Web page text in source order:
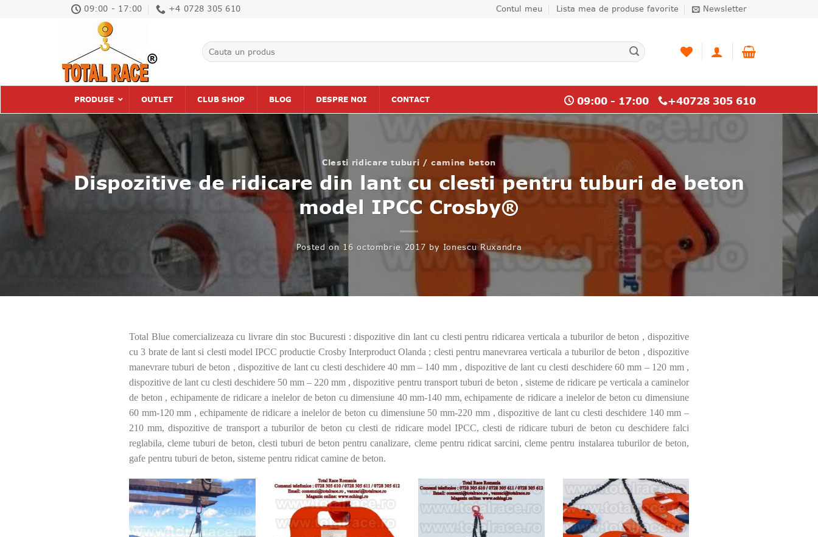
09:00 - 17:00 +4 0728 305 610 Contul meu Lista mea de produse favorite Newsletter
Caută
după:
PRODUSE OUTLET CLUB SHOP BLOG DESPRE NOI CONTACT 09:00 - 17:00 +40728 305 610
Clesti ridicare tuburi / camine beton
Dispozitive de ridicare din lant cu clesti pentru tuburi de beton
model IPCC Crosby®
Posted on 16 octombrie 2017 by Ionescu Ruxandra
Total Blue comercializeaza cu livrare din stoc Bucuresti : dispozitive din lant cu clesti pentru ridicarea verticala a tuburilor de beton , dispozitive
cu 3 brate de lant si clesti model IPCC productie Crosby Interproduct Olanda ; clesti pentru manevrarea verticala a tuburilor de beton , dispozitive
manevrare tuburi de beton , dispozitive de lant cu clesti deschidere 40 mm – 140 mm , dispozitive de lant cu clesti deschidere 60 mm – 120 mm ,
dispozitive de lant cu clesti deschidere 50 mm – 220 mm , dispozitive pentru transport tuburi de beton , sisteme de ridicare pe verticala a caminelor
de beton , echipamente de ridicare a inelelor de beton cu dimensiune 40 mm-140 mm, echipamente de ridicare a inelelor de beton cu dimensiune
60 mm-120 mm , echipamente de ridicare a inelelor de beton cu dimensiune 50 mm-220 mm , dispozitive de lant cu clesti deschidere 140 mm –
210 mm, dispozitive de transport a tuburilor de beton cu clesti de ridicare model IPCC, clesti de ridicare tuburi de beton cu deschidere falci
reglabila, cleme tuburi de beton, clesti tuburi de beton pentru canalizare, cleme pentru ridicat sarcini, cleme pentru instalarea tuburilor de beton,
gafe pentru tuburi de beton, sisteme pentru ridicat camine de beton.